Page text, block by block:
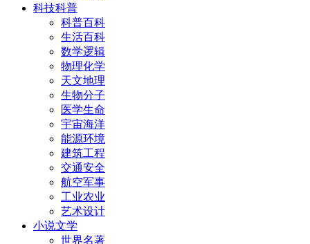
科技科普
科普百科
生活百科
数学逻辑
物理化学
天文地理
生物分子
医学生命
宇宙海洋
能源环境
建筑工程
交通安全
航空军事
工业农业
艺术设计
小说文学
世界名著